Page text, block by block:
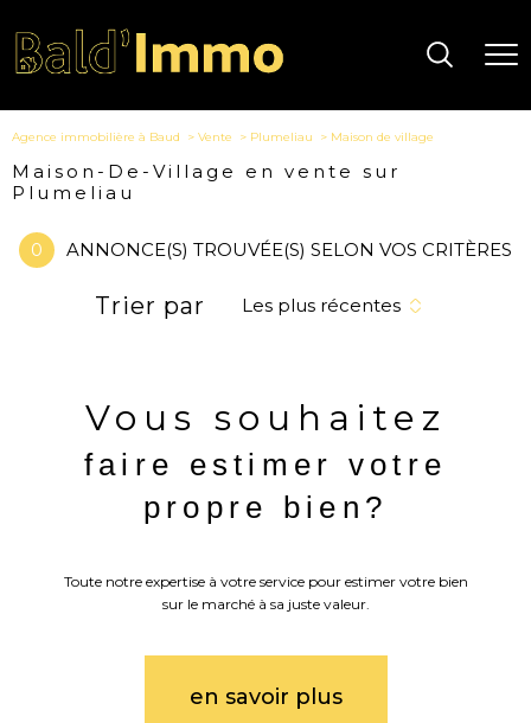
Agence immobilière à Baud Vente Plumeliau Maison de village
Maison-De-Village en vente sur
Plumeliau
0 ANNONCE(S) TROUVÉE(S) SELON VOS CRITÈRES
Trier par Les plus récentes
Vous souhaitez
faire estimer votre
propre bien?
Toute notre expertise à votre service pour estimer votre bien
sur le marché à sa juste valeur.
en savoir plus